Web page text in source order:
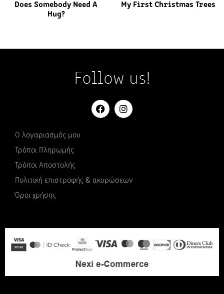
Does Somebody Need A
Hug?
My First Christmas Trees
Follow us!
Ο λογαριασμός μου
Τρόποι Πληρωμής
Τρόποι Αποστολής
Πολιτική επιστροφής & ακυρώσεων
Όροι χρήσης